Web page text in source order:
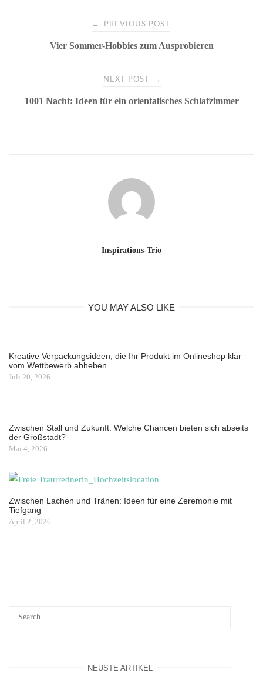
navigation
← PREVIOUS POST
Vier Sommer-Hobbies zum Ausprobieren
NEXT POST →
1001 Nacht: Ideen für ein orientalisches Schlafzimmer
Inspirations-Trio
YOU MAY ALSO LIKE
Kreative Verpackungsideen, die Ihr Produkt im Onlineshop klar
vom Wettbewerb abheben
Juli 20, 2026
Zwischen Stall und Zukunft: Welche Chancen bieten sich abseits
der Großstadt?
Mai 4, 2026
Zwischen Lachen und Tränen: Ideen für eine Zeremonie mit
Tiefgang
April 2, 2026
NEUSTE ARTIKEL